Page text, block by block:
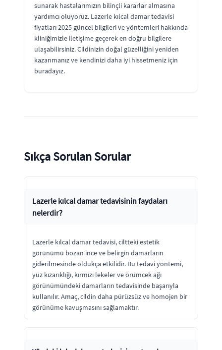
sunarak hastalarımızın bilinçli kararlar almasına
yardımcı oluyoruz. Lazerle kılcal damar tedavisi
fiyatları 2025 güncel bilgileri ve yöntemleri hakkında
kliniğimizle iletişime geçerek en doğru bilgilere
ulaşabilirsiniz. Cildinizin doğal güzelliğini yeniden
kazanmanız ve kendinizi daha iyi hissetmeniz için
buradayız.
Sıkça Sorulan Sorular
Lazerle kılcal damar tedavisinin faydaları
nelerdir?
Lazerle kılcal damar tedavisi, ciltteki estetik
görünümü bozan ince ve belirgin damarların
giderilmesinde oldukça etkilidir. Bu tedavi yöntemi,
yüz kızarıklığı, kırmızı lekeler ve örümcek ağı
görünümündeki damarların tedavisinde başarıyla
kullanılır. Amaç, cildin daha pürüzsüz ve homojen bir
görünüme kavuşmasını sağlamaktır.